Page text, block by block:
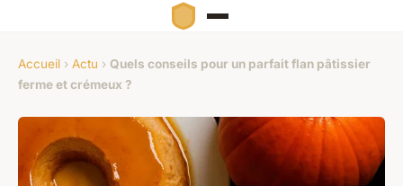
Accueil › Actu › Quels conseils pour un parfait flan pâtissier
ferme et crémeux ?